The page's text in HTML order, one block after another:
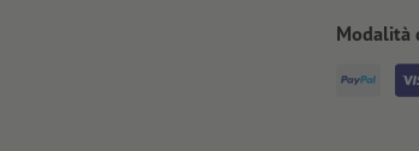
Modalità